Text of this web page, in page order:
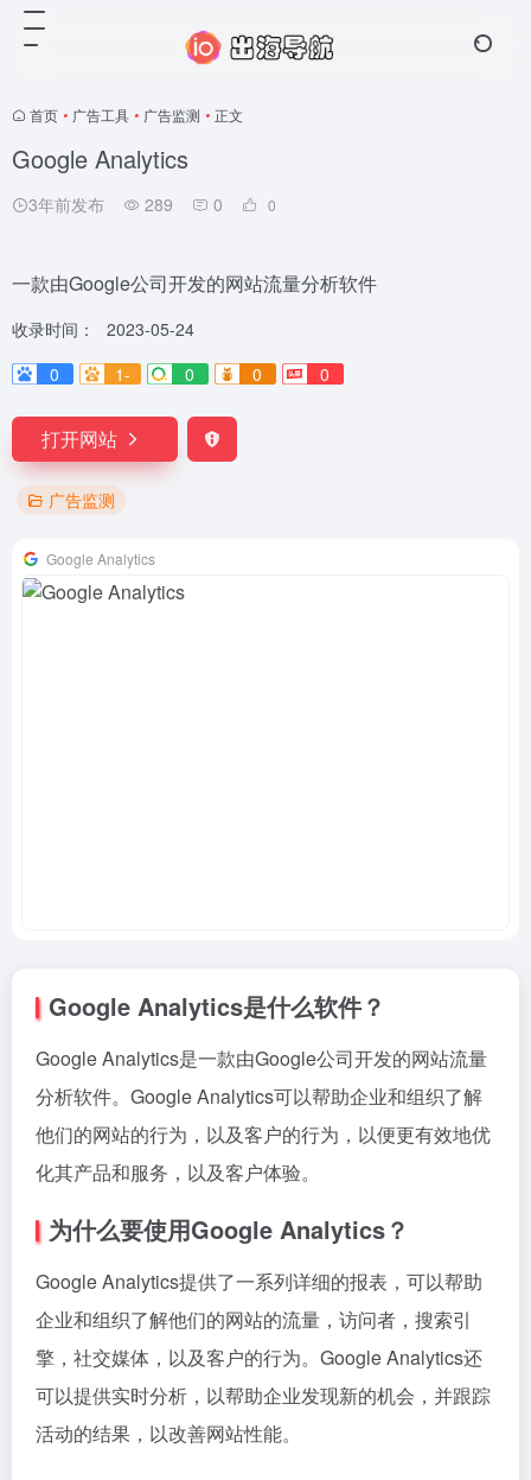
首页 • 广告工具 • 广告监测 • 正文
Google Analytics
3年前发布 289 0 0
一款由Google公司开发的网站流量分析软件
收录时间：
2023-05-24
0
1- 0 0 0
打开网站
广告监测
Google Analytics
Google Analytics是什么软件？
Google Analytics是一款由Google公司开发的网站流量
分析软件。Google Analytics可以帮助企业和组织了解
他们的网站的行为，以及客户的行为，以便更有效地优
化其产品和服务，以及客户体验。
为什么要使用Google Analytics？
Google Analytics提供了一系列详细的报表，可以帮助
企业和组织了解他们的网站的流量，访问者，搜索引
擎，社交媒体，以及客户的行为。Google Analytics还
可以提供实时分析，以帮助企业发现新的机会，并跟踪
活动的结果，以改善网站性能。